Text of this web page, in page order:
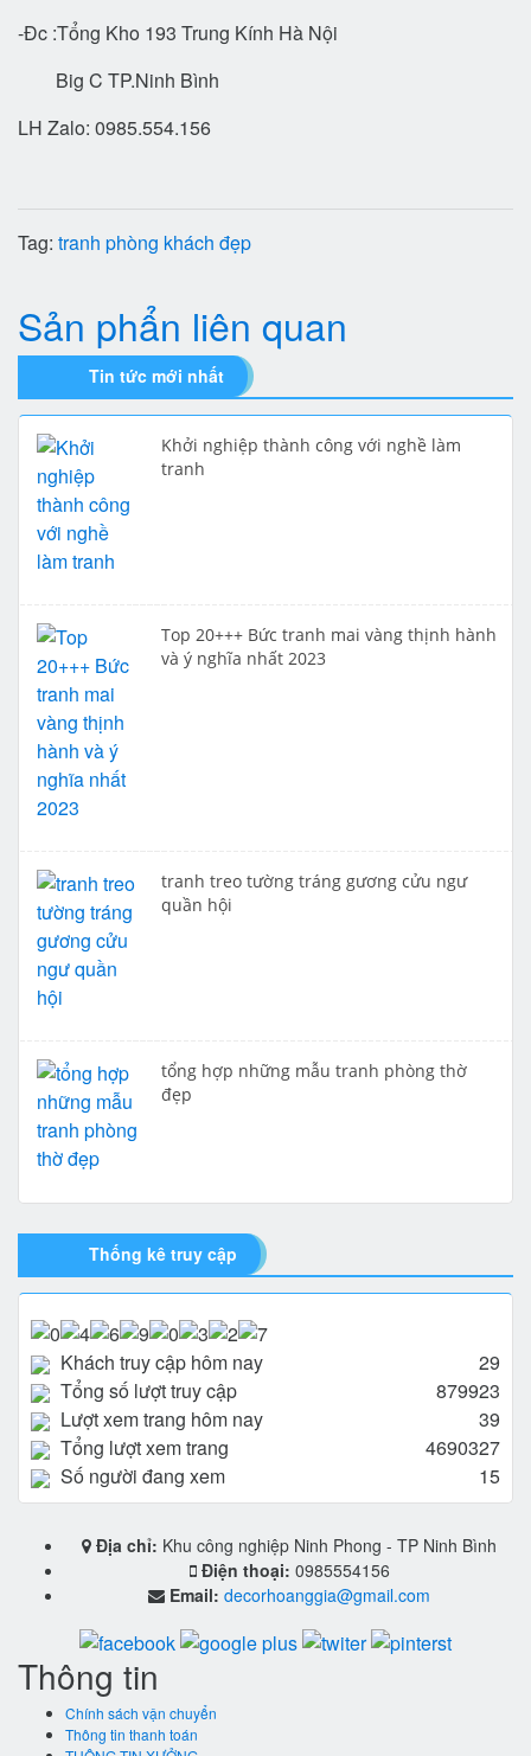
-Đc :Tổng Kho 193 Trung Kính Hà Nội
Big C TP.Ninh Bình
LH Zalo: 0985.554.156
Tag: tranh phòng khách đẹp
Sản phẩn liên quan
Tin tức mới nhất
Khởi nghiệp thành công với nghề làm
tranh
Top 20+++ Bức tranh mai vàng thịnh hành
và ý nghĩa nhất 2023
tranh treo tường tráng gương cửu ngư
quần hội
tổng hợp những mẫu tranh phòng thờ
đẹp
Thống kê truy cập
Khách truy cập hôm nay
29
Tổng số lượt truy cập
879923
Lượt xem trang hôm nay
39
Tổng lượt xem trang
4690327
Số người đang xem
15
Địa chỉ: Khu công nghiệp Ninh Phong - TP Ninh Bình
Điện thoại: 0985554156
Email: decorhoanggia@gmail.com
Thông tin
Chính sách vận chuyển
Thông tin thanh toán